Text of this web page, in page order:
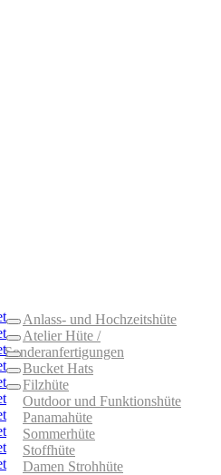
Anlass- und Hochzeitshüte
Atelier Hüte /
Sonderanfertigungen
Bucket Hats
Filzhüte
Outdoor und Funktionshüte
Panamahüte
Sommerhüte
Stoffhüte
Damen Strohhüte